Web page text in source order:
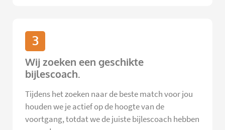
3
Wij zoeken een geschikte
bijlescoach.
Tijdens het zoeken naar de beste match voor jou
houden we je actief op de hoogte van de
voortgang, totdat we de juiste bijlescoach hebben